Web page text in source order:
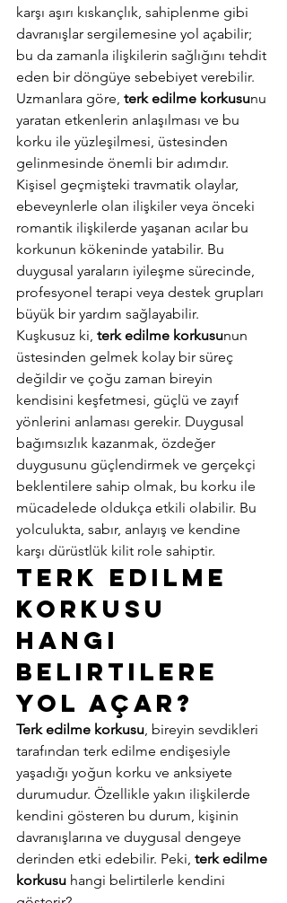
karşı aşırı kıskançlık, sahiplenme gibi
davranışlar sergilemesine yol açabilir;
bu da zamanla ilişkilerin sağlığını tehdit
eden bir döngüye sebebiyet verebilir.
Uzmanlara göre, terk edilme korkusunu
yaratan etkenlerin anlaşılması ve bu
korku ile yüzleşilmesi, üstesinden
gelinmesinde önemli bir adımdır.
Kişisel geçmişteki travmatik olaylar,
ebeveynlerle olan ilişkiler veya önceki
romantik ilişkilerde yaşanan acılar bu
korkunun kökeninde yatabilir. Bu
duygusal yaraların iyileşme sürecinde,
profesyonel terapi veya destek grupları
büyük bir yardım sağlayabilir.
Kuşkusuz ki, terk edilme korkusunun
üstesinden gelmek kolay bir süreç
değildir ve çoğu zaman bireyin
kendisini keşfetmesi, güçlü ve zayıf
yönlerini anlaması gerekir. Duygusal
bağımsızlık kazanmak, özdeğer
duygusunu güçlendirmek ve gerçekçi
beklentilere sahip olmak, bu korku ile
mücadelede oldukça etkili olabilir. Bu
yolculukta, sabır, anlayış ve kendine
karşı dürüstlük kilit role sahiptir.
Terk Edilme
Korkusu
Hangi
Belirtilere
Yol Açar?
Terk edilme korkusu, bireyin sevdikleri
tarafından terk edilme endişesiyle
yaşadığı yoğun korku ve anksiyete
durumudur. Özellikle yakın ilişkilerde
kendini gösteren bu durum, kişinin
davranışlarına ve duygusal dengeye
derinden etki edebilir. Peki, terk edilme
korkusu hangi belirtilerle kendini